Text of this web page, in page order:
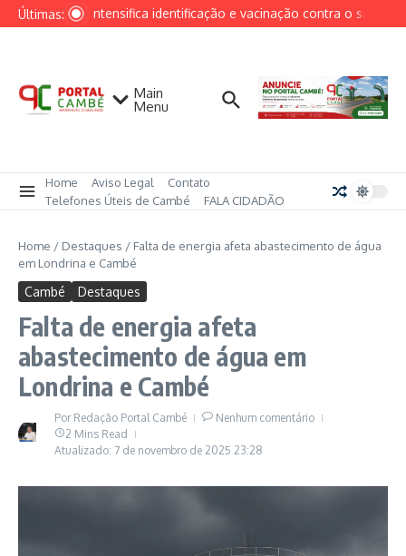
Ir para o conteúdo
Últimas:Cambé intensifica identificação e vacinação contra o
Main
Menu
Home Aviso Legal
Contato
Telefones Úteis de Cambé
FALA CIDADÃO
Home / Destaques / Falta de energia afeta abastecimento de água
em Londrina e Cambé
Cambé Destaques
Falta de energia afeta
abastecimento de água em
Londrina e Cambé
Por Redação Portal Cambé
Nenhum comentário
2 Mins Read
Atualizado: 7 de novembro de 2025 23:28